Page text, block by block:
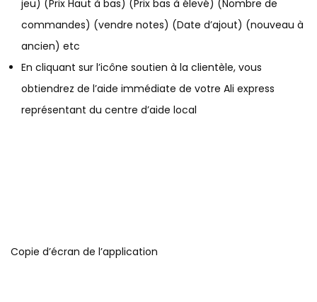
jeu) (Prix Haut à bas) (Prix bas à élevé) (Nombre de
commandes) (vendre notes) (Date d’ajout) (nouveau à
ancien) etc
En cliquant sur l’icône soutien à la clientèle, vous
obtiendrez de l’aide immédiate de votre Ali express
représentant du centre d’aide local
Copie d’écran de l’application